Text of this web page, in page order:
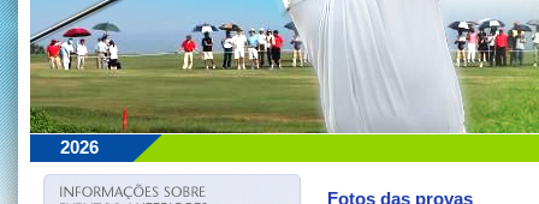
2026
Fotos das provas